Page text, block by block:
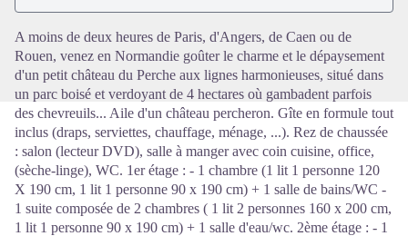
A moins de deux heures de Paris, d'Angers, de Caen ou de
Rouen, venez en Normandie goûter le charme et le dépaysement
d'un petit château du Perche aux lignes harmonieuses, situé dans
un parc boisé et verdoyant de 4 hectares où gambadent parfois
des chevreuils... Aile d'un château percheron. Gîte en formule tout
inclus (draps, serviettes, chauffage, ménage, ...). Rez de chaussée
: salon (lecteur DVD), salle à manger avec coin cuisine, office,
(sèche-linge), WC. 1er étage : - 1 chambre (1 lit 1 personne 120
X 190 cm, 1 lit 1 personne 90 x 190 cm) + 1 salle de bains/WC -
1 suite composée de 2 chambres ( 1 lit 2 personnes 160 x 200 cm,
1 lit 1 personne 90 x 190 cm) + 1 salle d'eau/wc. 2ème étage : - 1